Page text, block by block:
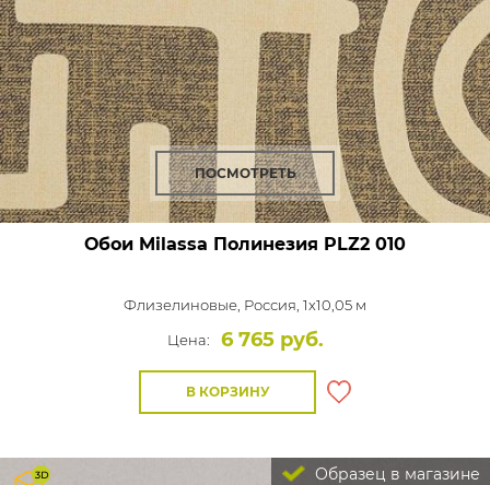
ПОСМОТРЕТЬ
Обои Milassa Полинезия PLZ2 010
Флизелиновые, Россия, 1x10,05 м
Цена:
6 765 руб.
В КОРЗИНУ
Образец в магазине